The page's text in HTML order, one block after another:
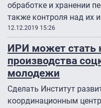
обработке и хранении
также контроля над их
12.12.2019 15:26
ИРИ может стать
производства
молодежи
Сделать Институт
координационным